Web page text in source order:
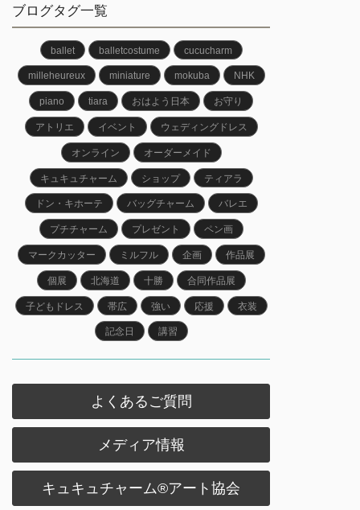
ブログタグ一覧
ballet balletcostume cucucharm
milleheureux miniature mokuba NHK
piano tiara おはよう日本 お守り
アトリエ イベント ウェディングドレス
オンライン オーダーメイド
キュキュチャーム ショップ ティアラ
ドン・キホーテ バッグチャーム バレエ
プチチャーム プレゼント ペン画
マークカッター ミルフル 企画 作品展
個展 北海道 十勝 合同作品展
子どもドレス 帯広 強い 応援 衣装
記念日 講習
よくあるご質問
メディア情報
キュキュチャーム®︎アート協会